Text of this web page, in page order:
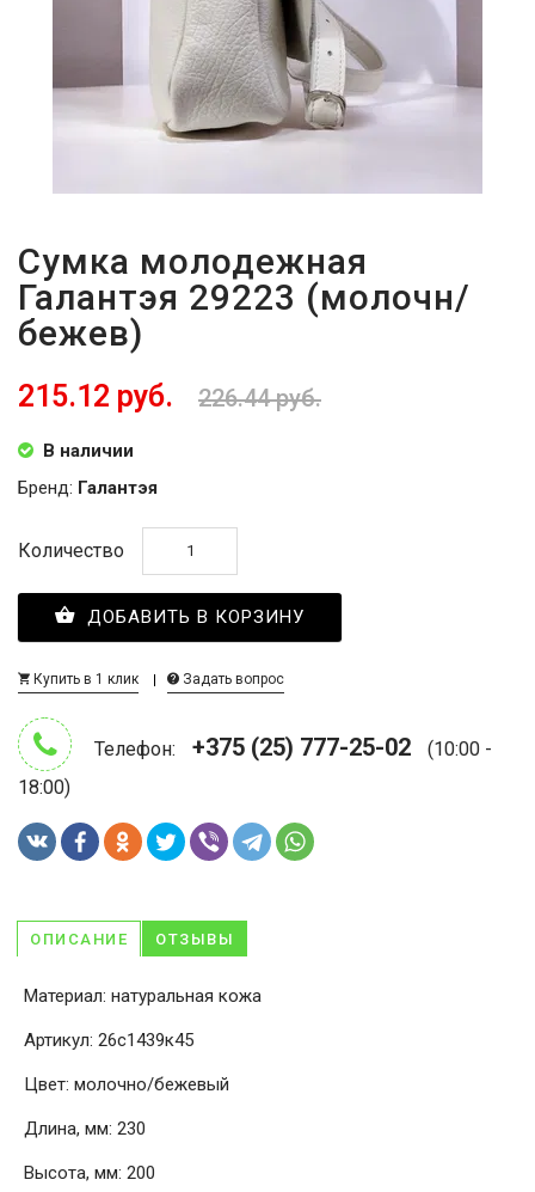
Сумка молодежная
Галантэя 29223 (молочн/
бежев)
215.12 руб. 226.44 руб.
В наличии
Бренд: Галантэя
Количество
ДОБАВИТЬ В КОРЗИНУ
Купить в 1 клик Задать вопрос
Телефон: +375 (25) 777-25-02
(10:00 -
18:00)
ОПИСАНИЕ ОТЗЫВЫ
Материал: натуральная кожа
Артикул: 26с1439к45
Цвет: молочно/бежевый
Длина, мм: 230
Высота, мм: 200